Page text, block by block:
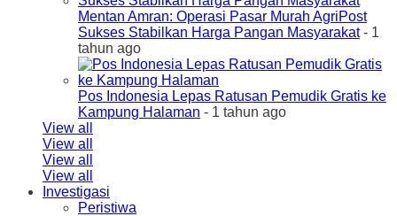
Mentan Amran: Operasi Pasar Murah AgriPost
Sukses Stabilkan Harga Pangan Masyarakat- 1
tahun ago
Pos Indonesia Lepas Ratusan Pemudik Gratis ke
Kampung Halaman - 1 tahun ago
View all
View all
View all
View all
Investigasi
Peristiwa